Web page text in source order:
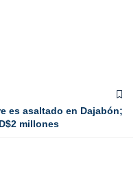
es asaltado en Dajabón;
millones